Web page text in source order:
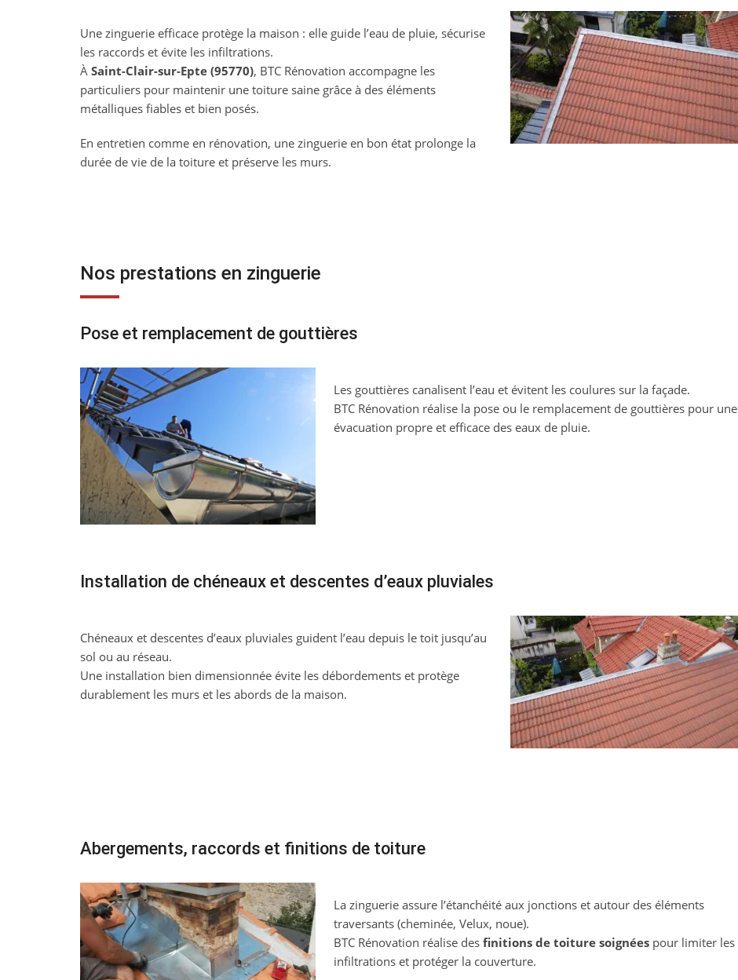
Une zinguerie efficace protège la maison : elle guide l’eau de pluie, sécurise
les raccords et évite les infiltrations.
À Saint-Clair-sur-Epte (95770), BTC Rénovation accompagne les
particuliers pour maintenir une toiture saine grâce à des éléments
métalliques fiables et bien posés.
En entretien comme en rénovation, une zinguerie en bon état prolonge la
durée de vie de la toiture et préserve les murs.
Nos prestations en zinguerie
Pose et remplacement de gouttières
Les gouttières canalisent l’eau et évitent les coulures sur la façade.
BTC Rénovation réalise la pose ou le remplacement de gouttières pour une
évacuation propre et efficace des eaux de pluie.
Installation de chéneaux et descentes d’eaux pluviales
Chéneaux et descentes d’eaux pluviales guident l’eau depuis le toit jusqu’au
sol ou au réseau.
Une installation bien dimensionnée évite les débordements et protège
durablement les murs et les abords de la maison.
Abergements, raccords et finitions de toiture
La zinguerie assure l’étanchéité aux jonctions et autour des éléments
traversants (cheminée, Velux, noue).
BTC Rénovation réalise des finitions de toiture soignéespour limiter les
infiltrations et protéger la couverture.